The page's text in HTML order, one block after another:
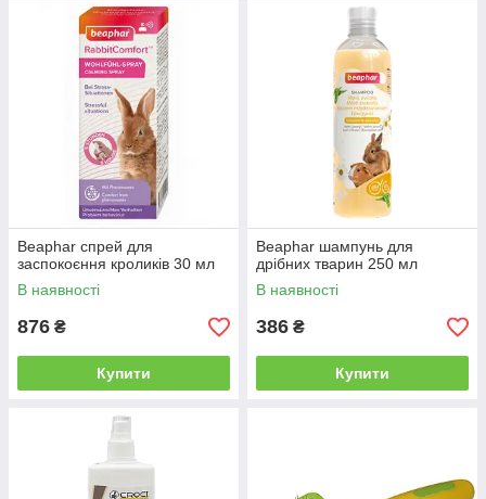
Beaphar спрей для
заспокоєння кроликів 30 мл
В наявності
876 ₴
Купити
Beaphar шампунь для
дрібних тварин 250 мл
В наявності
386 ₴
Купити